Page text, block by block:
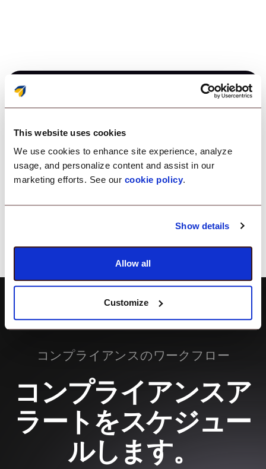
This website uses cookies
We use cookies to enhance site experience, analyze
usage, and personalize content and assist in our
marketing efforts. See our cookie policy.
Show details
Allow all
Customize
まさに機能するワーク
フロー。
Scalefusionを試す デモを予約する
コンプライアンスのワークフロー
コンプライアンスア
ラートをスケジュー
ルします。